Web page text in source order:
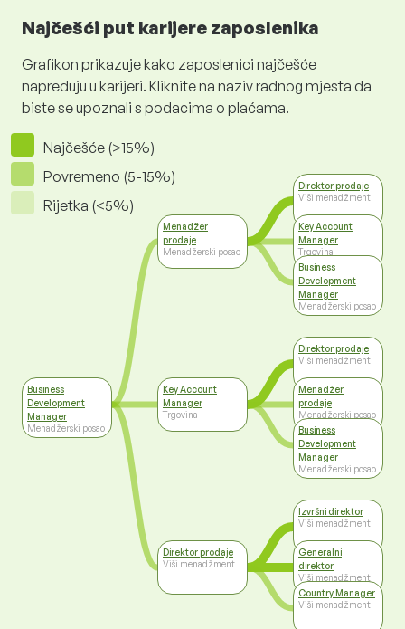
Najčešći put karijere zaposlenika
Grafikon prikazuje kako zaposlenici najčešće
napreduju u karijeri. Kliknite na naziv radnog mjesta da
biste se upoznali s podacima o plaćama.
Najčešće (>15%)
Povremeno (5-15%)
Rijetka (<5%)
Business
Development
Manager
Menadžerski posao
Menadžer
prodaje
Menadžerski posao
Key Account
Manager
Trgovina
Direktor prodaje
Viši menadžment
Direktor prodaje
Viši menadžment
Key Account
Manager
Trgovina
Business
Development
Manager
Menadžerski posao
Direktor prodaje
Viši menadžment
Menadžer
prodaje
Menadžerski posao
Business
Development
Manager
Menadžerski posao
Izvršni direktor
Viši menadžment
Generalni
direktor
Viši menadžment
Country Manager
Viši menadžment